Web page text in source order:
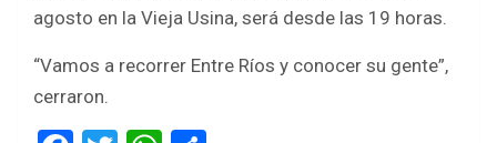
agosto en la Vieja Usina, será desde las 19 horas.
“Vamos a recorrer Entre Ríos y conocer su gente”,
cerraron.